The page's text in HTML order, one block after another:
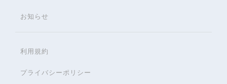
お知らせ
利用規約
プライバシーポリシー